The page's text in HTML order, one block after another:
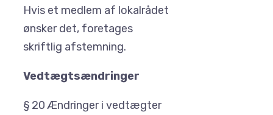
Hvis et medlem af lokalrådet
ønsker det, foretages
skriftlig afstemning.
Vedtægtsændringer
§ 20 Ændringer i vedtægter